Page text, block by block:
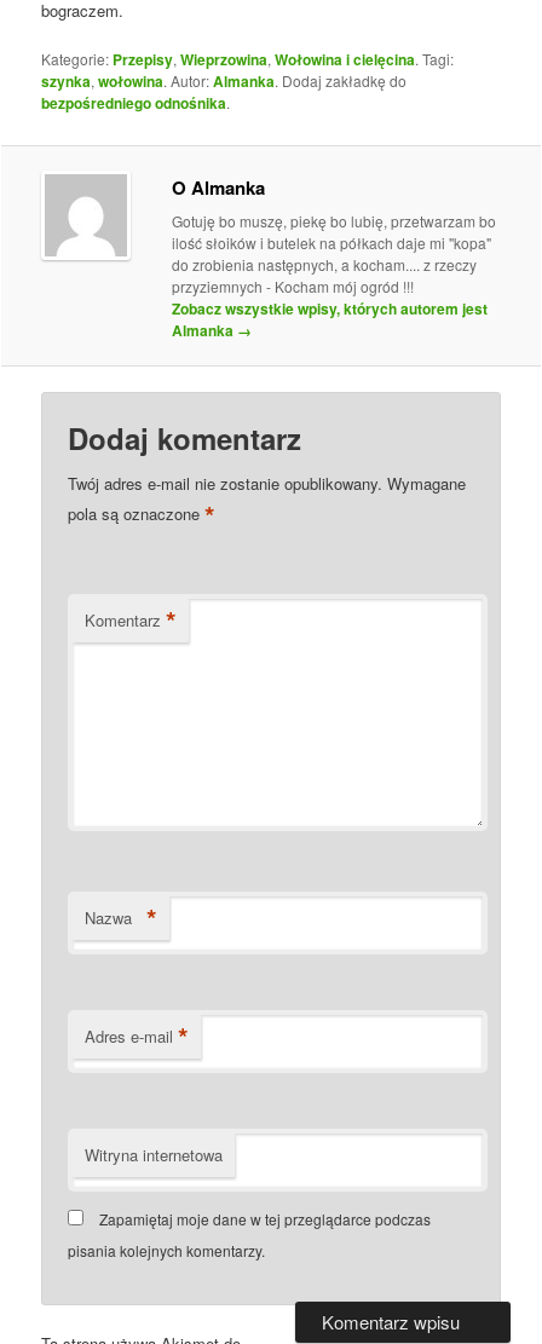
bograczem.
Kategorie: Przepisy,Wieprzowina,Wołowina i cielęcina. Tagi:
szynka,wołowina. Autor:Almanka. Dodaj zakładkę do
bezpośredniego odnośnika.
O Almanka
Gotuję bo muszę, piekę bo lubię, przetwarzam bo
ilość słoików i butelek na półkach daje mi "kopa"
do zrobienia następnych, a kocham.... z rzeczy
przyziemnych - Kocham mój ogród !!!
Zobacz wszystkie wpisy, których autorem jest
Almanka →
Dodaj komentarz
Twój adres e-mail nie zostanie opublikowany. Wymagane
pola są oznaczone*
Komentarz *
Nazwa *
Adres e-mail *
Witryna internetowa
Zapamiętaj moje dane w tej przeglądarce podczas
pisania kolejnych komentarzy.